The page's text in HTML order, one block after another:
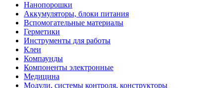
Нанопорошки
Аккумуляторы, блоки питания
Вспомогательные материалы
Герметики
Инструменты для работы
Клеи
Компаунды
Компоненты электронные
Медицина
Модули, системы контроля, конструкторы